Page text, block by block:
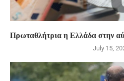
Πρωταθλήτρια η Ελλάδα στην
July 15,